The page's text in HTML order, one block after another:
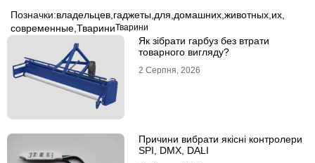
Позначки:владельцев гаджеты для домашних животных их
современные ТвариниТварини
Як зібрати гарбуз без втрати
товарного вигляду?
2 Серпня, 2026
Причини вибрати якісні контролери
SPI, DMX, DALI